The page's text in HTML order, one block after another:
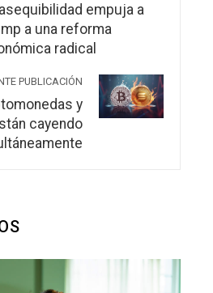
empuja a
a una reforma
radical
PUBLICACIÓN
y
cayendo